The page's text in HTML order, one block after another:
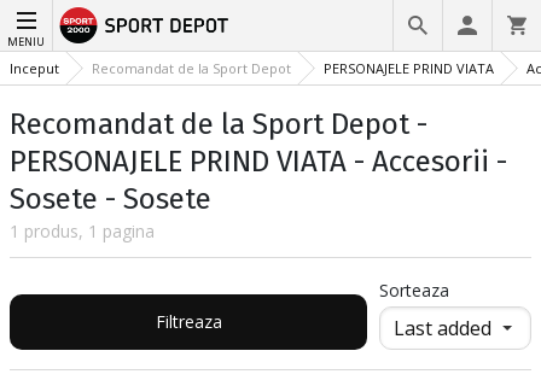
MENIU
Inceput Recomandat de la Sport Depot PERSONAJELE PRIND VIATA
Recomandat de la Sport Depot -
PERSONAJELE PRIND VIATA - Accesorii -
Sosete - Sosete
1 produs, 1 pagina
Filtreaza
Sorteaza